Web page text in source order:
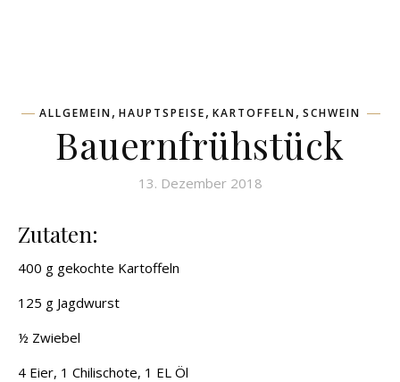
ALLGEMEIN, HAUPTSPEISE, KARTOFFELN, SCHWEIN
Bauernfrühstück
13. Dezember 2018
Zutaten:
400 g gekochte Kartoffeln
125 g Jagdwurst
½ Zwiebel
4 Eier, 1 Chilischote, 1 EL Öl